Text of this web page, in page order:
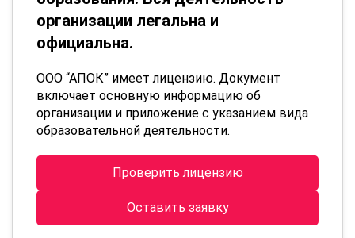
организации легальна и
официальна.
ООО “АПОК” имеет лицензию. Документ
включает основную информацию об
организации и приложение с указанием вида
образовательной деятельности.
Проверить лицензию
Оставить заявку